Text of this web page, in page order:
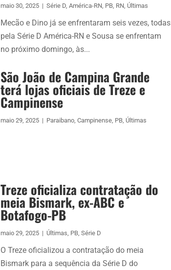
maio 30, 2025 | Série D, América-RN, PB, RN, Últimas
Mecão e Dino já se enfrentaram seis vezes, todas
pela Série D América-RN e Sousa se enfrentam
no próximo domingo, às...
São João de Campina Grande
terá lojas oficiais de Treze e
Campinense
maio 29, 2025 | Paraibano, Campinense, PB, Últimas
Treze oficializa contratação do
meia Bismark, ex-ABC e
Botafogo-PB
maio 29, 2025 | Últimas, PB, Série D
O Treze oficializou a contratação do meia
Bismark para a sequência da Série D do